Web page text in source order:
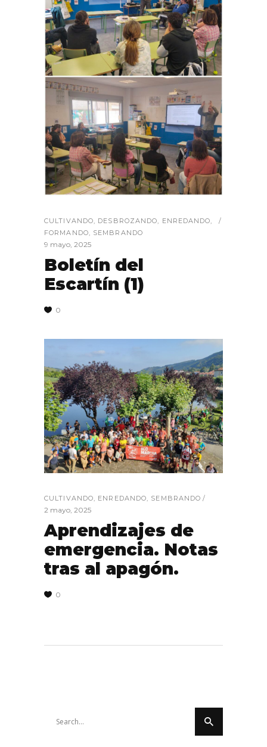
CULTIVANDO, DESBROZANDO, ENREDANDO,
FORMANDO, SEMBRANDO
9 mayo, 2025
Boletín del
Escartín (1)
0
CULTIVANDO, ENREDANDO, SEMBRANDO
2 mayo, 2025
Aprendizajes de
emergencia. Notas
tras al apagón.
0